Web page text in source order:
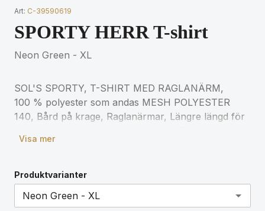
Art: C-39590619
SPORTY HERR T-shirt
Neon Green - XL
SOL'S SPORTY, T-SHIRT MED RAGLANÄRM,
100 % polyester som andas MESH POLYESTER
140, Bård på krage, Raglanärmar, Längre längd för
om produktdokumentation.
Visa mer
Produktvarianter